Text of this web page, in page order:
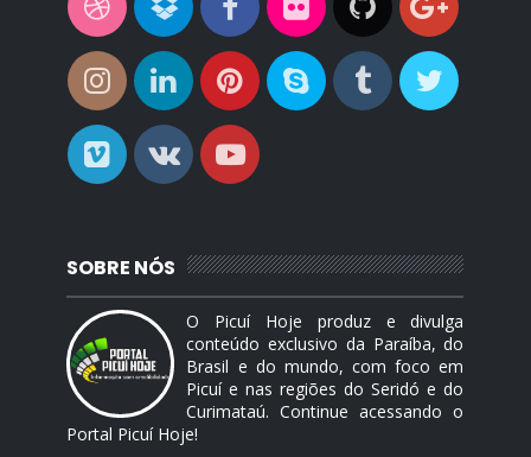
SOBRE NÓS
O Picuí Hoje produz e divulga
conteúdo exclusivo da Paraíba, do
Brasil e do mundo, com foco em
Picuí e nas regiões do Seridó e do
Curimataú. Continue acessando o
Portal Picuí Hoje!